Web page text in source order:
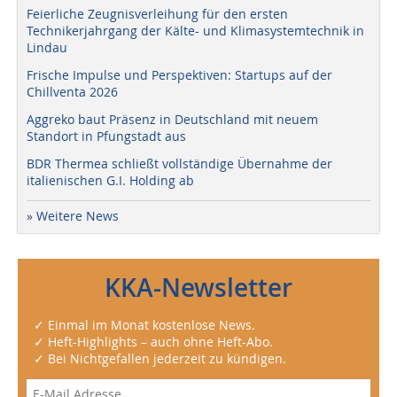
Feierliche Zeugnisverleihung für den ersten
Technikerjahrgang der Kälte- und Klimasystemtechnik in
Lindau
Frische Impulse und Perspektiven: Startups auf der
Chillventa 2026
Aggreko baut Präsenz in Deutschland mit neuem
Standort in Pfungstadt aus
BDR Thermea schließt vollständige Übernahme der
italienischen G.I. Holding ab
» Weitere News
KKA-Newsletter
✓ Einmal im Monat kostenlose News.
✓ Heft-Highlights – auch ohne Heft-Abo.
✓ Bei Nichtgefallen jederzeit zu kündigen.